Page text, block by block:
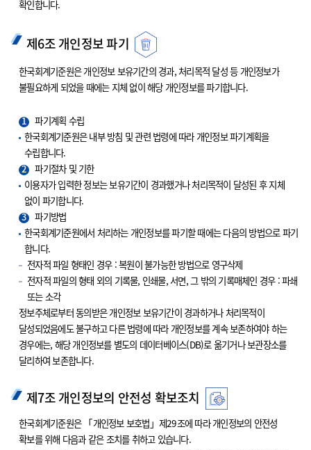
확인합니다.
제6조 개인정보 파기
한국회계기준원은 개인정보 보유기간의 경과, 처리목적 달성 등 개인정보가
불필요하게 되었을 때에는 지체 없이 해당 개인정보를 파기합니다.
1
파기계획 수립
한국회계기준원은 내부 방침 및 관련 법령에 따라 개인정보 파기계획을
수립합니다.
2
파기절차 및 기한
이용자가 입력한 정보는 보유기간이 경과했거나 처리목적이 달성된 후 지체
없이 파기합니다.
3
파기방법
한국회계기준원에서 처리하는 개인정보를 파기할 때에는 다음의 방법으로 파기
합니다.
전자적 파일 형태인 경우 : 복원이 불가능한 방법으로 영구삭제
전자적 파일의 형태 외의 기록물, 인쇄물, 서면, 그 밖의 기록매체인 경우 : 파쇄
또는 소각
정보주체로부터 동의받은 개인정보 보유기간이 경과하거나 처리목적이
달성되었음에도 불구하고 다른 법령에 따라 개인정보를 계속 보존하여야 하는
경우에는, 해당 개인정보를 별도의 데이터베이스(DB)로 옮기거나 보관장소를
달리하여 보존합니다.
제7조 개인정보의 안전성 확보조치
한국회계기준원은 「개인정보 보호법」제29조에 따라 개인정보의 안전성
확보를 위해 다음과 같은 조치를 취하고 있습니다.